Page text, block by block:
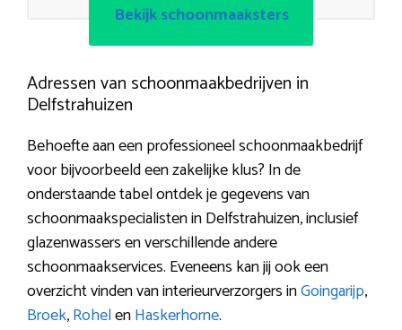
Bekijk schoonmaaksters
Adressen van schoonmaakbedrijven in
Delfstrahuizen
Behoefte aan een professioneel schoonmaakbedrijf
voor bijvoorbeeld een zakelijke klus? In de
onderstaande tabel ontdek je gegevens van
schoonmaakspecialisten in Delfstrahuizen, inclusief
glazenwassers en verschillende andere
schoonmaakservices. Eveneens kan jij ook een
overzicht vinden van interieurverzorgers inGoingarijp,
Broek,RohelenHaskerhorne.